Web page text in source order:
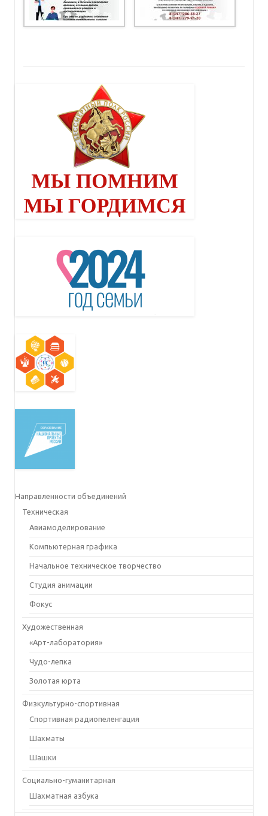
Направленности объединений
Техническая
Авиамоделирование
Компьютерная графика
Начальное техническое творчество
Студия анимации
Фокус
Художественная
«Арт-лаборатория»
Чудо-лепка
Золотая юрта
Физкультурно-спортивная
Спортивная радиопеленгация
Шахматы
Шашки
Социально-гуманитарная
Шахматная азбука